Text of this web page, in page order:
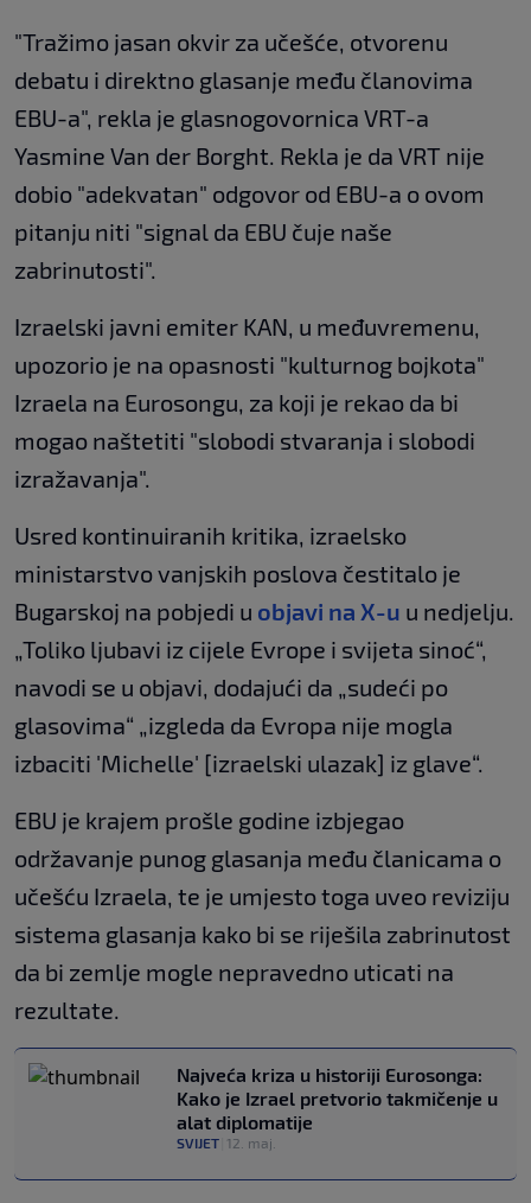
"Tražimo jasan okvir za učešće, otvorenu
debatu i direktno glasanje među članovima
EBU-a", rekla je glasnogovornica VRT-a
Yasmine Van der Borght. Rekla je da VRT nije
dobio "adekvatan" odgovor od EBU-a o ovom
pitanju niti "signal da EBU čuje naše
zabrinutosti".
Izraelski javni emiter KAN, u međuvremenu,
upozorio je na opasnosti "kulturnog bojkota"
Izraela na Eurosongu, za koji je rekao da bi
mogao naštetiti "slobodi stvaranja i slobodi
izražavanja".
Usred kontinuiranih kritika, izraelsko
ministarstvo vanjskih poslova čestitalo je
Bugarskoj na pobjedi u objavi na X-u u nedjelju.
„Toliko ljubavi iz cijele Evrope i svijeta sinoć“,
navodi se u objavi, dodajući da „sudeći po
glasovima“ „izgleda da Evropa nije mogla
izbaciti 'Michelle' [izraelski ulazak] iz glave“.
EBU je krajem prošle godine izbjegao
održavanje punog glasanja među članicama o
učešću Izraela, te je umjesto toga uveo reviziju
sistema glasanja kako bi se riješila zabrinutost
da bi zemlje mogle nepravedno uticati na
rezultate.
Najveća kriza u historiji Eurosonga:
Kako je Izrael pretvorio takmičenje u
alat diplomatije
SVIJET 12. maj.